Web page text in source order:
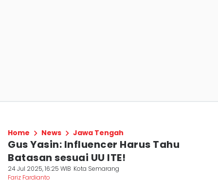
Home News Jawa Tengah
Gus Yasin: Influencer Harus Tahu
Batasan sesuai UU ITE!
24 Jul 2025, 16:25 WIB Kota Semarang
Fariz Fardianto